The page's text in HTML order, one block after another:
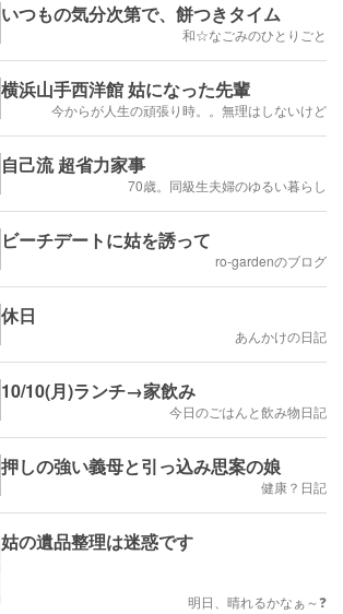
いつもの気分次第で、餅つきタイム
和☆なごみのひとりごと
横浜山手西洋館 姑になった先輩
今からが人生の頑張り時。。無理はしないけど
自己流 超省力家事
70歳。同級生夫婦のゆるい暮らし
ビーチデートに姑を誘って
ro-gardenのブログ
休日
あんかけの日記
10/10(月)ランチ→家飲み
今日のごはんと飲み物日記
押しの強い義母と引っ込み思案の娘
健康？日記
姑の遺品整理は迷惑です
明日、晴れるかなぁ～❓️